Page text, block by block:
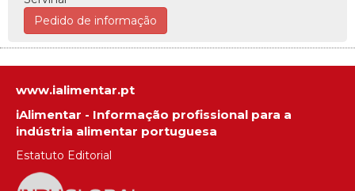
Pedido de informação
www.ialimentar.pt
iAlimentar - Informação profissional para a
indústria alimentar portuguesa
Estatuto Editorial